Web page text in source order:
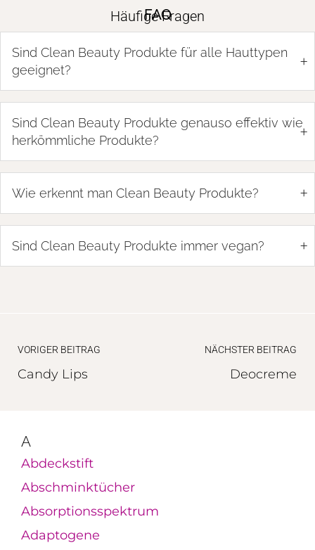
FAQ
Häufige Fragen
Sind Clean Beauty Produkte für alle Hauttypen
geeignet?
+
Sind Clean Beauty Produkte genauso effektiv wie
herkömmliche Produkte?
+
Wie erkennt man Clean Beauty Produkte? +
Sind Clean Beauty Produkte immer vegan? +
VORIGER BEITRAG
Candy Lips
NÄCHSTER BEITRAG
Deocreme
A
Abdeckstift
Abschminktücher
Absorptionsspektrum
Adaptogene